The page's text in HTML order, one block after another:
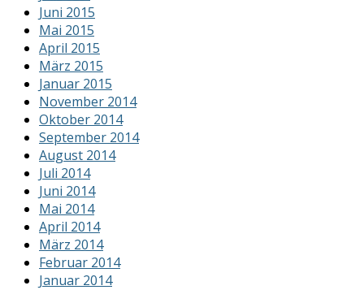
Juni 2015
Mai 2015
April 2015
März 2015
Januar 2015
November 2014
Oktober 2014
September 2014
August 2014
Juli 2014
Juni 2014
Mai 2014
April 2014
März 2014
Februar 2014
Januar 2014